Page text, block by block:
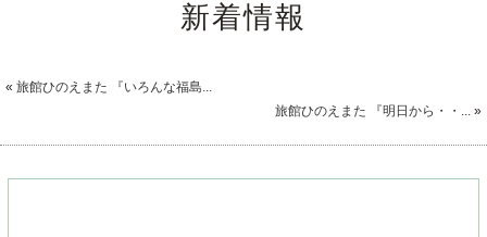
新着情報
« 旅館ひのえまた 『いろんな福島...
旅館ひのえまた 『明日から・・... »